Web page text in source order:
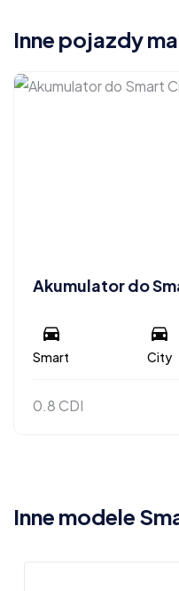
Inne pojazdy
Akumulator do
Smart City
0.8 CDI
Inne modele